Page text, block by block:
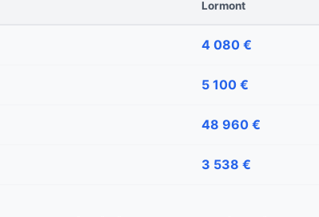
Lormont
4 080 €
5 100 €
48 960 €
3 538 €